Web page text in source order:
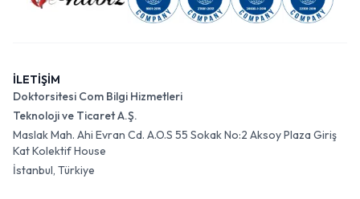
İLETİŞİM
Doktorsitesi Com Bilgi Hizmetleri
Teknoloji ve Ticaret A.Ş.
Maslak Mah. Ahi Evran Cd. A.O.S 55 Sokak No:2 Aksoy Plaza Giriş
Kat Kolektif House
İstanbul, Türkiye